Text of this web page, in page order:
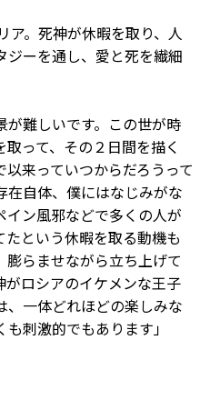
。死神が休暇を取り、人
ジーを通し、愛と死を繊細
が難しいです。この世が時
って、その２日間を描く
来っていつからだろうって
自体、僕にはなじみがな
イン風邪などで多くの人が
という休暇を取る動機も
らませながら立ち上げて
がロシアのイケメンな王子
一体どれほどの楽しみな
刺激的でもあります」